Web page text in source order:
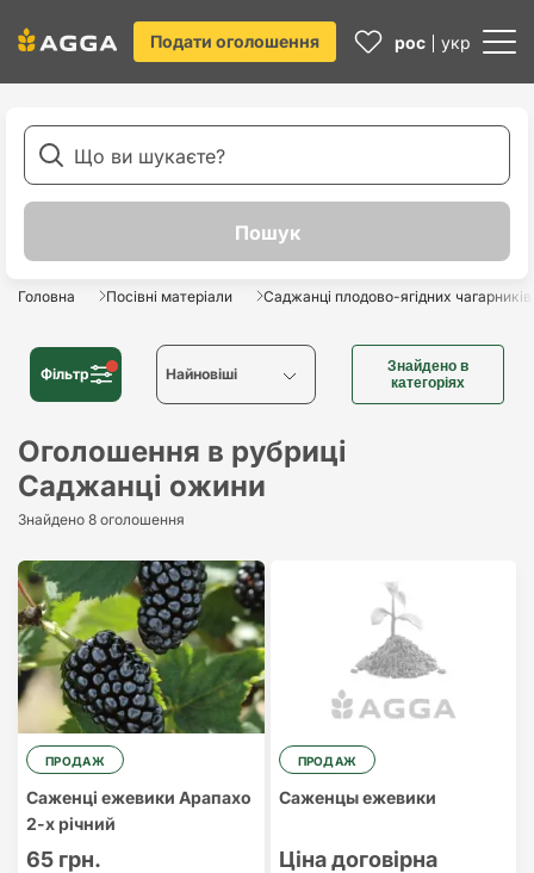
Подати оголошення рос укр
Головна Посівні матеріали Саджанці плодово-ягідних чагарників
Фільтр Найновіші
Найновіші
Найстаріші
Найдешевший
Знайдено в
категоріях
Оголошення в рубриці
Саджанці ожини
Знайдено 8 оголошення
ПРОДАЖ
Саженці ежевики Арапахо
2-х річний
65 грн.
ПРОДАЖ
Саженцы ежевики
Ціна договірна